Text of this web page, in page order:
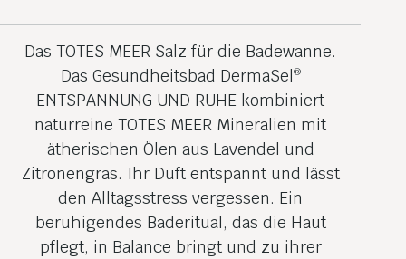
Das TOTES MEER Salz für die Badewanne.
Das Gesundheitsbad DermaSel®
ENTSPANNUNG UND RUHE kombiniert
naturreine TOTES MEER Mineralien mit
ätherischen Ölen aus Lavendel und
Zitronengras. Ihr Duft entspannt und lässt
den Alltagsstress vergessen. Ein
beruhigendes Baderitual, das die Haut
pflegt, in Balance bringt und zu ihrer